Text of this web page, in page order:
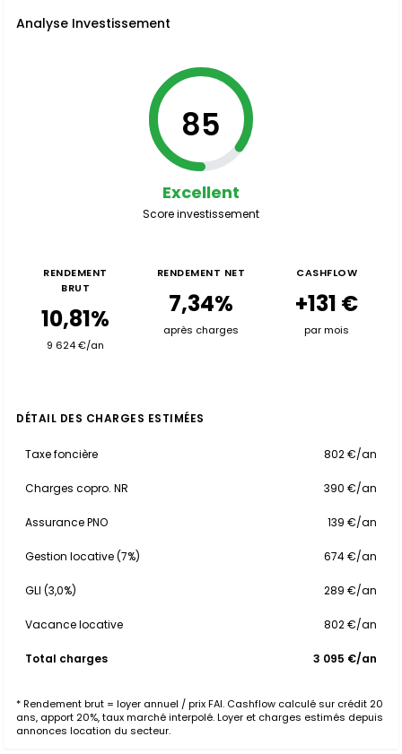
Analyse Investissement
85
Excellent
Score investissement
RENDEMENT
BRUT
10,81%
9 624 €/an
RENDEMENT NET
7,34%
après charges
CASHFLOW
+131 €
par mois
DÉTAIL DES CHARGES ESTIMÉES
Taxe foncière 802 €/an
Charges copro. NR 390 €/an
Assurance PNO 139 €/an
Gestion locative (7%) 674 €/an
GLI (3,0%) 289 €/an
Vacance locative 802 €/an
Total charges 3 095 €/an
* Rendement brut = loyer annuel / prix FAI. Cashflow calculé sur crédit 20
ans, apport 20%, taux marché interpolé. Loyer et charges estimés depuis
annonces location du secteur.